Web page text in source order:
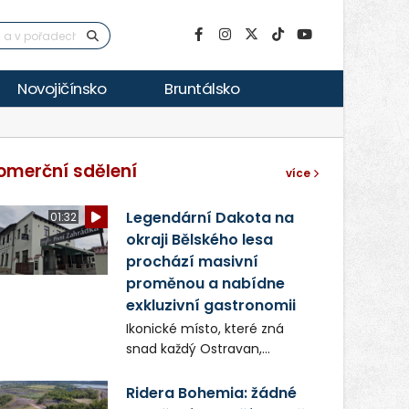
Novojičínsko Bruntálsko
sdělení více
01:32
Legendární Dakota na
okraji Bělského lesa
prochází masivní
proměnou a nabídne
exkluzivní gastronomii
Ikonické místo, které zná
snad každý Ostravan,
novou kapitolu. Silná
Ridera Bohemia: žádné